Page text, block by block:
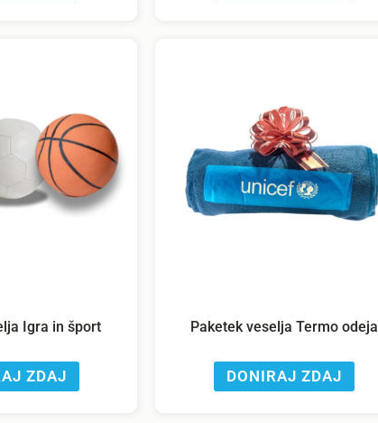
Igra in šport
ZDAJ
Paketek veselja Termo odeja
DONIRAJ ZDAJ